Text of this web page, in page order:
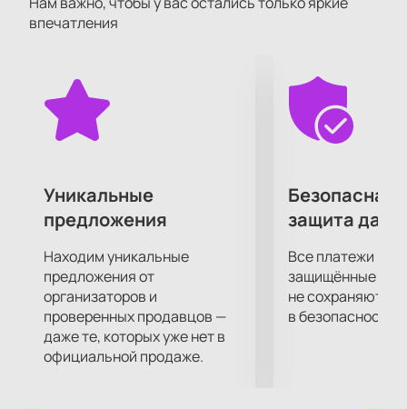
своего творческого пути вполне обычным
человеком со своими интересами и увлечениями.
своего любимого артиста вживую! Ощутите
невероятную энергетику, драйв, и подарите себе
отличное настроение, которое останется с вами
надолго.
впечатления
Уникальные
предложения
Находим уникальные
предложения от
организаторов и
проверенных продавцов —
даже те, которых уже нет в
официальной продаже.
Безопасная
защита
Все платежи
защищённые
не сохраняются
в безопасности.